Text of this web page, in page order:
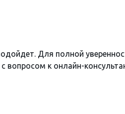
Для полной
вопросом к онлайн-